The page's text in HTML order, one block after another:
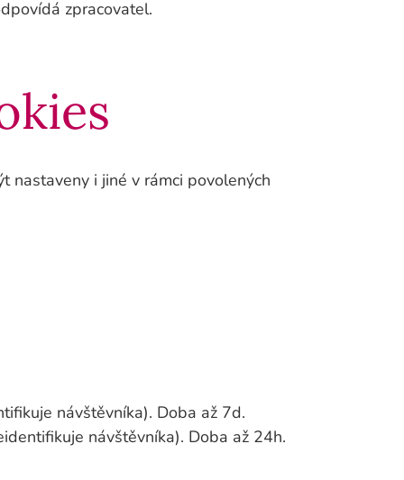
zpracovatel.
nastaveny i jiné v rámci povolených
návštěvníka). Doba až 7d.
návštěvníka). Doba až 24h.